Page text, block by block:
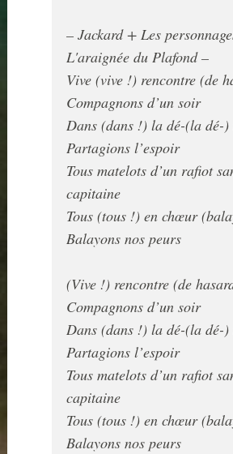
– Jackard + Les
L'araignée du Plafond –
Vive (vive !) rencontre (de
Compagnons d’un soir
Dans (dans !) la dé-(la dé-)
Partagions l’espoir
Tous matelots d’un rafiot
capitaine
Tous (tous !) en chœur
Balayons nos peurs
(Vive !) rencontre (de
Compagnons d’un soir
Dans (dans !) la dé-(la dé-)
Partagions l’espoir
Tous matelots d’un rafiot
capitaine
Tous (tous !) en chœur
Balayons nos peurs